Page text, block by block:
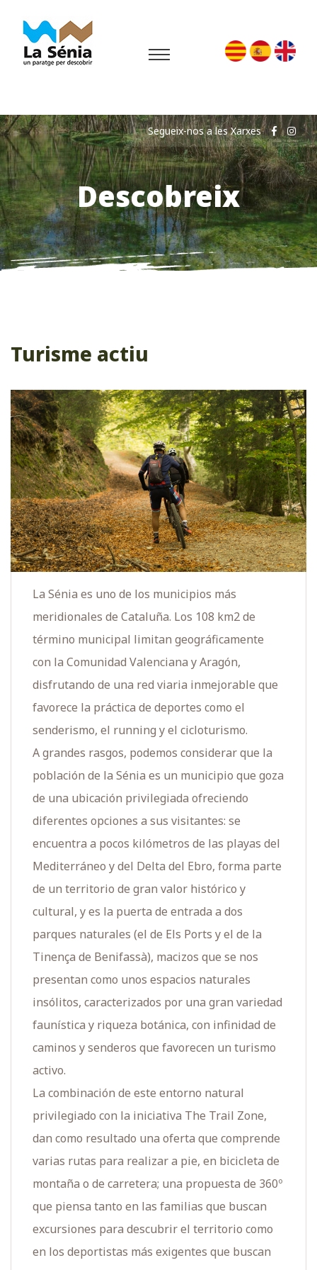
Descobreix
Segueix-nos a les Xarxes
Turisme actiu
La Sénia es uno de los municipios más
meridionales de Cataluña. Los 108 km2 de
término municipal limitan geográficamente
con la Comunidad Valenciana y Aragón,
disfrutando de una red viaria inmejorable que
favorece la práctica de deportes como el
senderismo, el running y el cicloturismo.
A grandes rasgos, podemos considerar que la
población de la Sénia es un municipio que goza
de una ubicación privilegiada ofreciendo
diferentes opciones a sus visitantes: se
encuentra a pocos kilómetros de las playas del
Mediterráneo y del Delta del Ebro, forma parte
de un territorio de gran valor histórico y
cultural, y es la puerta de entrada a dos
parques naturales (el de Els Ports y el de la
Tinença de Benifassà), macizos que se nos
presentan como unos espacios naturales
insólitos, caracterizados por una gran variedad
faunística y riqueza botánica, con infinidad de
caminos y senderos que favorecen un turismo
activo.
La combinación de este entorno natural
privilegiado con la iniciativa The Trail Zone,
dan como resultado una oferta que comprende
varias rutas para realizar a pie, en bicicleta de
montaña o de carretera; una propuesta de 360º
que piensa tanto en las familias que buscan
excursiones para descubrir el territorio como
en los deportistas más exigentes que buscan